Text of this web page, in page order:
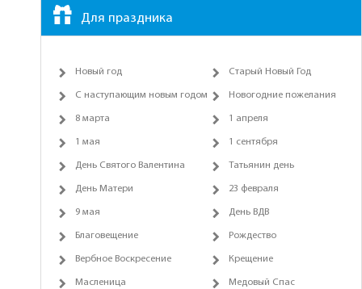
Для праздника
Новый год Старый Новый Год
С наступающим новым годом Новогодние пожелания
8 марта 1 апреля
1 мая 1 сентября
День Святого Валентина Татьянин день
День Матери 23 февраля
9 мая День ВДВ
Благовещение Рождество
Вербное Воскресение Крещение
Масленица Медовый Спас